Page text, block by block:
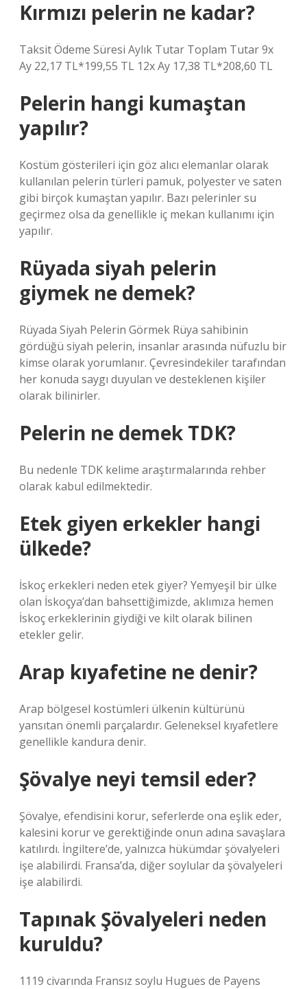
Kırmızı pelerin ne kadar?
Taksit Ödeme Süresi Aylık Tutar Toplam Tutar 9x
Ay 22,17 TL*199,55 TL 12x Ay 17,38 TL*208,60 TL
Pelerin hangi kumaştan
yapılır?
Kostüm gösterileri için göz alıcı elemanlar olarak
kullanılan pelerin türleri pamuk, polyester ve saten
gibi birçok kumaştan yapılır. Bazı pelerinler su
geçirmez olsa da genellikle iç mekan kullanımı için
yapılır.
Rüyada siyah pelerin
giymek ne demek?
Rüyada Siyah Pelerin Görmek Rüya sahibinin
gördüğü siyah pelerin, insanlar arasında nüfuzlu bir
kimse olarak yorumlanır. Çevresindekiler tarafından
her konuda saygı duyulan ve desteklenen kişiler
olarak bilinirler.
Pelerin ne demek TDK?
Bu nedenle TDK kelime araştırmalarında rehber
olarak kabul edilmektedir.
Etek giyen erkekler hangi
ülkede?
İskoç erkekleri neden etek giyer? Yemyeşil bir ülke
olan İskoçya’dan bahsettiğimizde, aklımıza hemen
İskoç erkeklerinin giydiği ve kilt olarak bilinen
etekler gelir.
Arap kıyafetine ne denir?
Arap bölgesel kostümleri ülkenin kültürünü
yansıtan önemli parçalardır. Geleneksel kıyafetlere
genellikle kandura denir.
Şövalye neyi temsil eder?
Şövalye, efendisini korur, seferlerde ona eşlik eder,
kalesini korur ve gerektiğinde onun adına savaşlara
katılırdı. İngiltere’de, yalnızca hükümdar şövalyeleri
işe alabilirdi. Fransa’da, diğer soylular da şövalyeleri
işe alabilirdi.
Tapınak Şövalyeleri neden
kuruldu?
1119 civarında Fransız soylu Hugues de Payens